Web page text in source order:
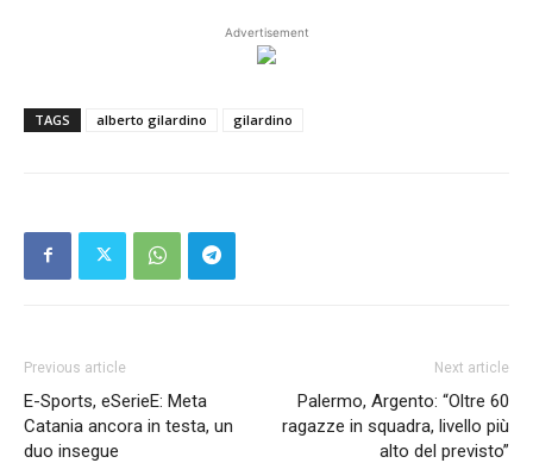
Advertisement
TAGS alberto gilardino gilardino
Previous article
E-Sports, eSerieE: Meta
Catania ancora in testa, un
duo insegue
Next article
Palermo, Argento: “Oltre 60
ragazze in squadra, livello più
alto del previsto”